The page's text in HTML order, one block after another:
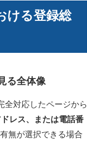
ける登録総
る全体像
全対応したページから
レス、または電話番
無が選択できる場合